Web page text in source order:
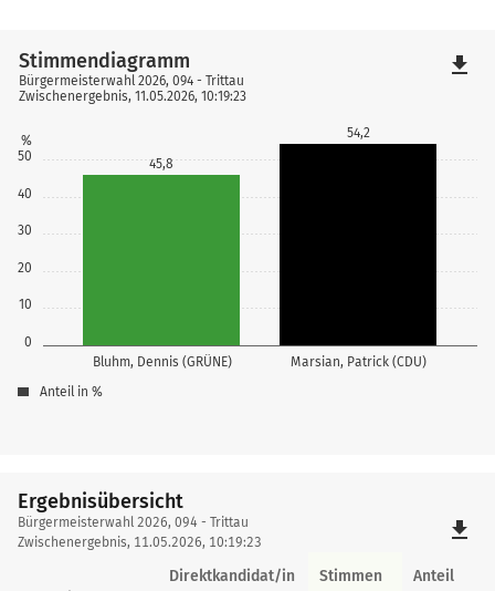
0
10
20
30
40
50
%
Bluhm, Dennis (GRÜNE) Marsian, Patrick (CDU)
45,8
54,2
Stimmendiagramm
Bürgermeisterwahl 2026, 094 - Trittau
Zwischenergebnis, 11.05.2026, 10:19:23
Anteil in %
file_download
Ergebnisübersicht
Ergebnisübersicht
Bürgermeisterwahl 2026, 094 - Trittau
Zwischenergebnis, 11.05.2026, 10:19:23
file_download
Direktkandidat/in Stimmen Anteil